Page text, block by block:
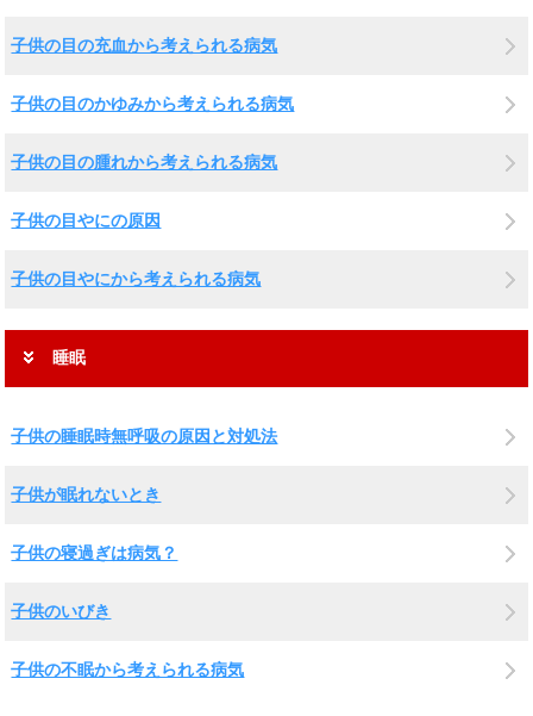
子供の目の充血から考えられる病気
子供の目のかゆみから考えられる病気
子供の目の腫れから考えられる病気
子供の目やにの原因
子供の目やにから考えられる病気
睡眠
子供の睡眠時無呼吸の原因と対処法
子供が眠れないとき
子供の寝過ぎは病気？
子供のいびき
子供の不眠から考えられる病気